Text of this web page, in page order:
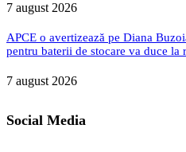
7 august 2026
APCE o avertizează pe Diana
pentru baterii de stocare va duce
7 august 2026
Social Media